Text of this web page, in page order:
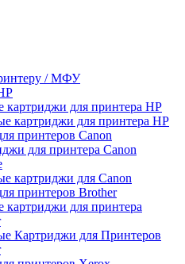
/ МФУ
картриджи для принтера HP
картриджи для принтера HP
принтеров Сanon
для принтера Сanon
картриджи для Сanon
принтеров Brother
картриджи для принтера
Картриджи для Принтеров